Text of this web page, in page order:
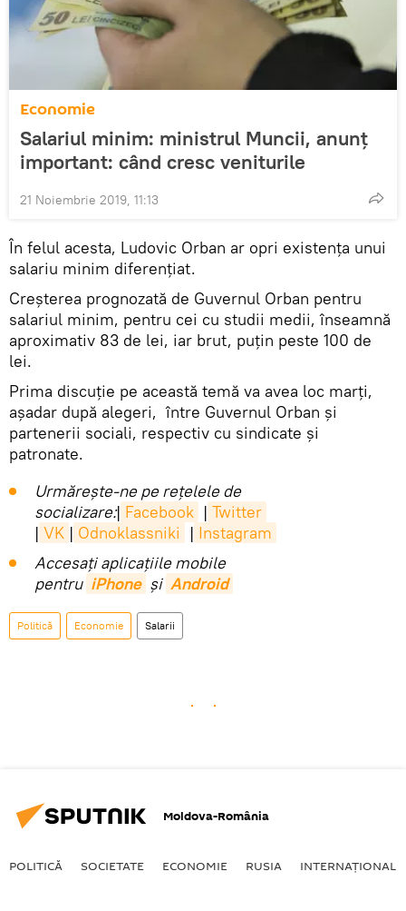
Economie
Salariul minim: ministrul Muncii, anunț
important: când cresc veniturile
21 Noiembrie 2019, 11:13
În felul acesta, Ludovic Orban ar opri existența unui
salariu minim diferenţiat.
Creşterea prognozată de Guvernul Orban pentru
salariul minim, pentru cei cu studii medii, înseamnă
aproximativ 83 de lei, iar brut, puţin peste 100 de
lei.
Prima discuție pe această temă va avea loc marţi,
așadar după alegeri, între Guvernul Orban şi
partenerii sociali, respectiv cu sindicate şi
patronate.
Urmărește-ne pe rețelele de
socializare:| Facebook | Twitter
| VK | Odnoklassniki | Instagram
Accesaţi aplicaţiile mobile
pentru iPhone și Android
Politică Economie Salarii
Moldova-România
POLITICĂ SOCIETATE ECONOMIE RUSIA INTERNAŢIONAL